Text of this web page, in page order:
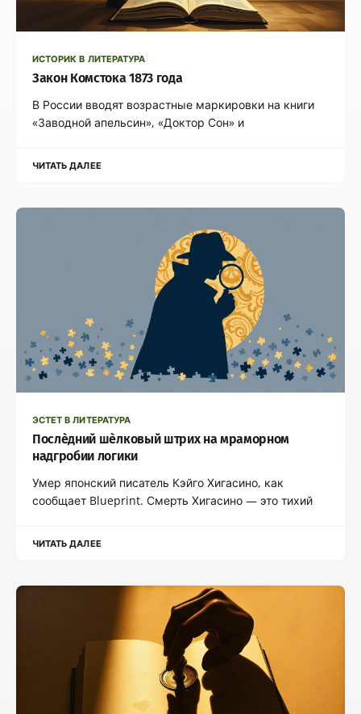
ИСТОРИК В ЛИТЕРАТУРА
Закон Комстока 1873 года
В России вводят возрастные маркировки на книги
«Заводной апельсин», «Доктор Сон» и
ЧИТАТЬ ДАЛЕЕ
ЭСТЕТ В ЛИТЕРАТУРА
Послѐдний шѐлковый штрих на мраморном
надгробии логики
Умер японский писатель Кэйго Хигасино, как
сообщает Blueprint. Смерть Хигасино — это тихий
ЧИТАТЬ ДАЛЕЕ